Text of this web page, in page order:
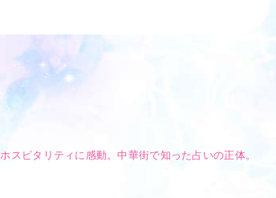
ホスピタリティに感動。中華街で知った占いの正体。